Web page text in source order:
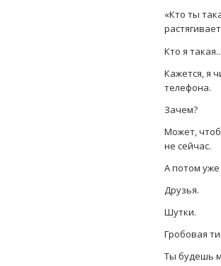
«Кто ты
Кто я
Кажется, я
телефона.
Зачем?
Может, чтоб
не сейчас.
А потом уже
Друзья.
Шутки.
Гробовая
Ты будешь